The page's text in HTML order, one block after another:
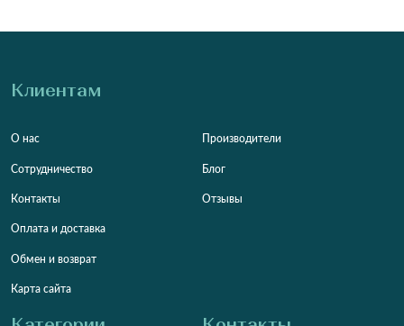
Клиентам
О нас
Сотрудничество
Контакты
Оплата и доставка
Обмен и возврат
Карта сайта
Производители
Блог
Отзывы